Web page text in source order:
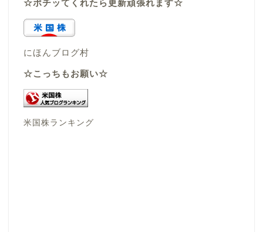
☆ポチッてくれたら更新頑張れます☆
にほんブログ村
☆こっちもお願い☆
米国株ランキング